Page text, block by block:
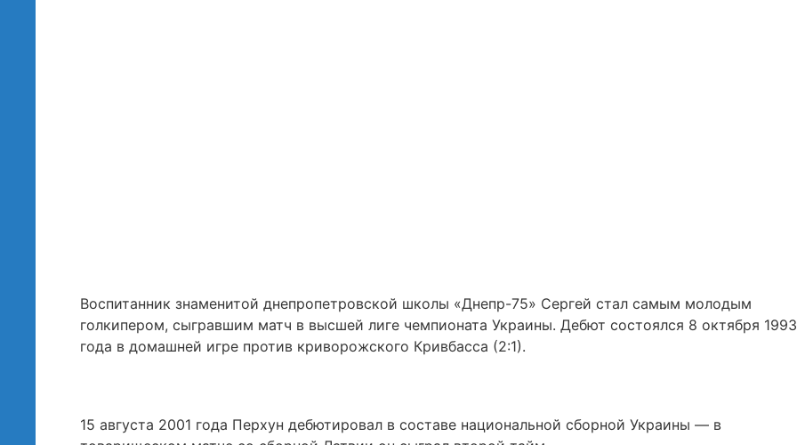
Воспитанник знаменитой днепропетровской школы «Днепр-75» Сергей стал самым молодым
голкипером, сыгравшим матч в высшей лиге чемпионата Украины. Дебют состоялся 8 октября 1993
года в домашней игре против криворожского Кривбасса (2:1).
15 августа 2001 года Перхун дебютировал в составе национальной сборной Украины — в